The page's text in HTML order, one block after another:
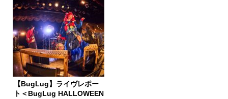
【BugLug】ライヴレポー
ト＜BugLug HALLOWEEN